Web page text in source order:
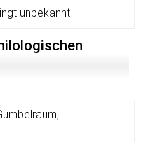
unbekannt